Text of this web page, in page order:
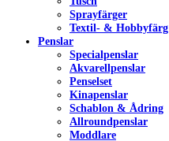
Sprayfärger
Textil- & Hobbyfärg
Penslar
Specialpenslar
Akvarellpenslar
Penselset
Kinapenslar
Schablon & Ådring
Allroundpenslar
Moddlare